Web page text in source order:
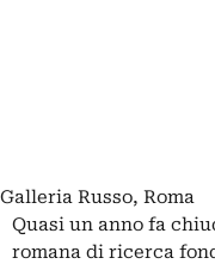
Galleria Russo, Roma
Quasi un anno fa
romana di ricerca